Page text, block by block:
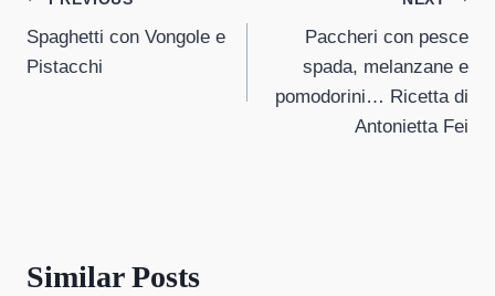
navigation
Spaghetti con Vongole e
Pistacchi
Paccheri con pesce
spada, melanzane e
pomodorini… Ricetta di
Antonietta Fei
Similar Posts